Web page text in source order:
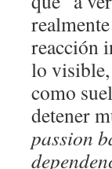
reacción
lo visible,
como
detener
passion